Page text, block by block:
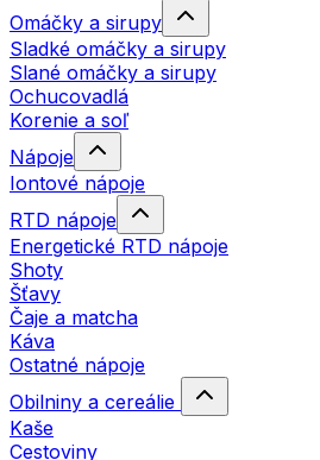
Omáčky a sirupy
Sladké omáčky a sirupy
Slané omáčky a sirupy
Ochucovadlá
Korenie a soľ
Nápoje
Iontové nápoje
RTD nápoje
Energetické RTD nápoje
Shoty
Šťavy
Čaje a matcha
Káva
Ostatné nápoje
Obilniny a cereálie
Kaše
Cestoviny